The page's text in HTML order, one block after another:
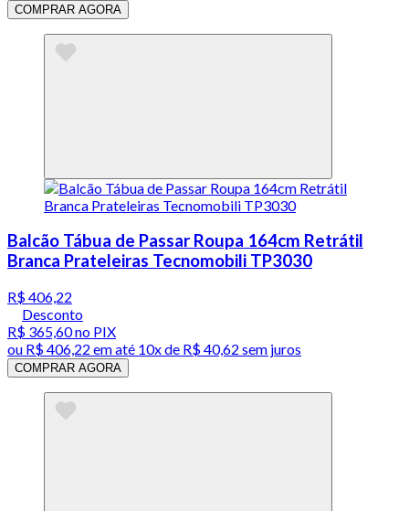
COMPRAR AGORA
Balcão Tábua de Passar Roupa 164cm Retrátil
Branca Prateleiras Tecnomobili TP3030
R$ 406,22
Desconto
R$ 365,60no PIX
ou R$ 406,22 em até 10x de R$ 40,62 sem juros
COMPRAR AGORA